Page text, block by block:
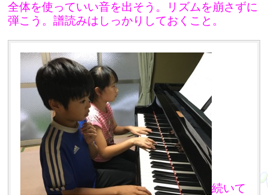
全体を使っていい音を出そう。リズムを崩さずに
弾こう。譜読みはしっかりしておくこと。
続いて